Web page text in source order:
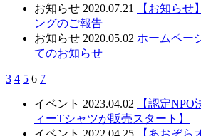
お知らせ 2020.07.21
【お知らせ
ングのご報告
お知らせ 2020.05.02 ホームペー
てのお知らせ
3 4 5 6 7
イベント 2023.04.02
【認定
ィーTシャツが販売スタート】
イベント 2022.04.25 【あおぞら